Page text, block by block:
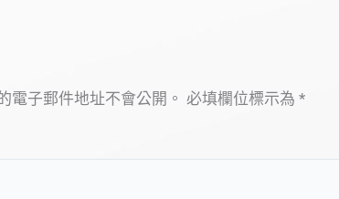
電子郵件地址不會公開。 必填欄位標示為 *